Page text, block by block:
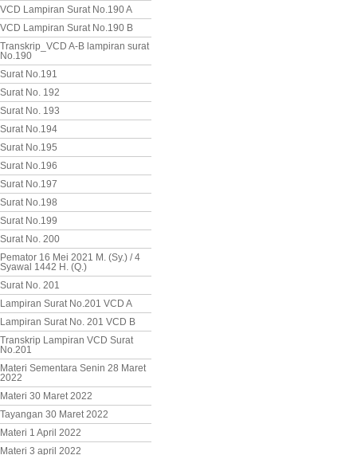
VCD Lampiran Surat No.190 A
VCD Lampiran Surat No.190 B
Transkrip_VCD A-B lampiran surat
No.190
Surat No.191
Surat No. 192
Surat No. 193
Surat No.194
Surat No.195
Surat No.196
Surat No.197
Surat No.198
Surat No.199
Surat No. 200
Pemator 16 Mei 2021 M. (Sy.) / 4
Syawal 1442 H. (Q.)
Surat No. 201
Lampiran Surat No.201 VCD A
Lampiran Surat No. 201 VCD B
Transkrip Lampiran VCD Surat
No.201
Materi Sementara Senin 28 Maret
2022
Materi 30 Maret 2022
Tayangan 30 Maret 2022
Materi 1 April 2022
Materi 3 april 2022